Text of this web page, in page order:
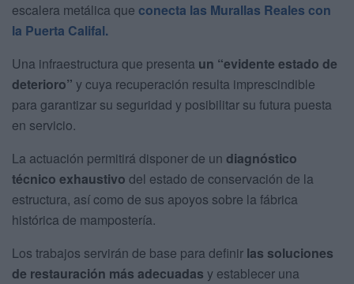
escalera metálica que conecta las Murallas Reales con
la Puerta Califal.
Una infraestructura que presenta un “evidente estado de
deterioro” y cuya recuperación resulta imprescindible
para garantizar su seguridad y posibilitar su futura puesta
en servicio.
La actuación permitirá disponer de un diagnóstico
técnico exhaustivo del estado de conservación de la
estructura, así como de sus apoyos sobre la fábrica
histórica de mampostería.
Los trabajos servirán de base para definir las soluciones
de restauración más adecuadas y establecer una